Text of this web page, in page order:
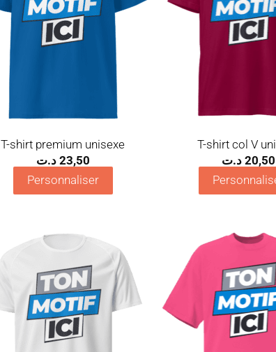
T-shirt premium unisexe
23,50 د.ت
Personnaliser
T-shirt col V
20,50 د.ت
Ajouter
à la
wishlist